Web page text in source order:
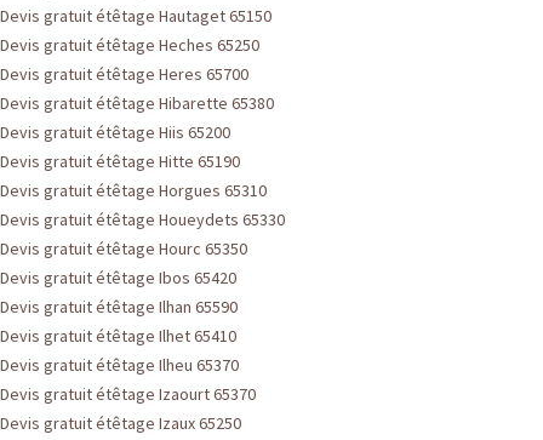
Devis gratuit étêtage Hautaget 65150
Devis gratuit étêtage Heches 65250
Devis gratuit étêtage Heres 65700
Devis gratuit étêtage Hibarette 65380
Devis gratuit étêtage Hiis 65200
Devis gratuit étêtage Hitte 65190
Devis gratuit étêtage Horgues 65310
Devis gratuit étêtage Houeydets 65330
Devis gratuit étêtage Hourc 65350
Devis gratuit étêtage Ibos 65420
Devis gratuit étêtage Ilhan 65590
Devis gratuit étêtage Ilhet 65410
Devis gratuit étêtage Ilheu 65370
Devis gratuit étêtage Izaourt 65370
Devis gratuit étêtage Izaux 65250